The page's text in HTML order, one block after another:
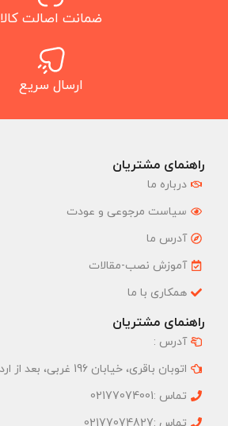
ضمانت اصالت کالا
ارسال سریع
راهنمای مشتریان
درباره ما
سیاست مرجوعی و عودت
آدرس ما
آموزش نصب-مقالات
همکاری با ما
راهنمای مشتریان
آدرس :
اتوبان باقری، خیابان 196 غربی، بعد از اردیبهشت، پلاک77
تماس :02177074001